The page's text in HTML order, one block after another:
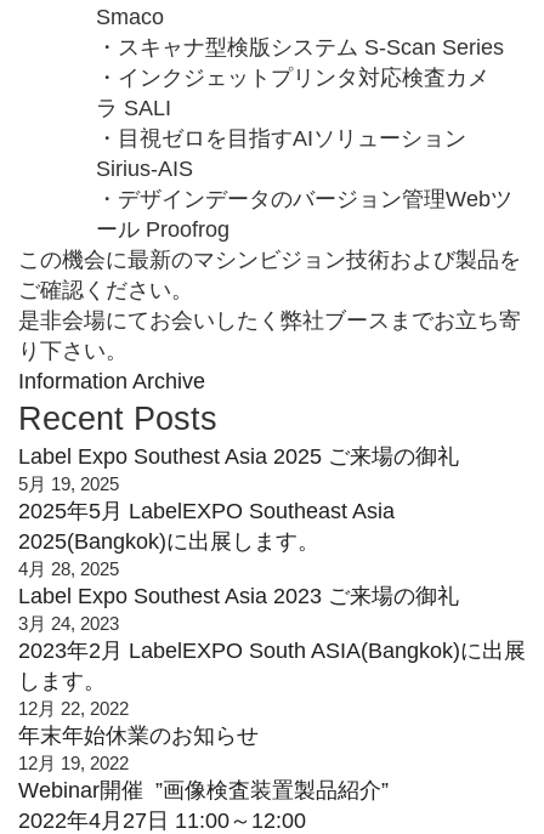
Smaco
・スキャナ型検版システム S-Scan Series
・インクジェットプリンタ対応検査カメ
ラ SALI
・目視ゼロを目指すAIソリューション
Sirius-AIS
・デザインデータのバージョン管理Webツ
ール Proofrog
この機会に最新のマシンビジョン技術および製品を
ご確認ください。
是非会場にてお会いしたく弊社ブースまでお立ち寄
り下さい。
Information Archive
Recent Posts
Label Expo Southest Asia 2025 ご来場の御礼
5月 19, 2025
2025年5月 LabelEXPO Southeast Asia
2025(Bangkok)に出展します。
4月 28, 2025
Label Expo Southest Asia 2023 ご来場の御礼
3月 24, 2023
2023年2月 LabelEXPO South ASIA(Bangkok)に出展
します。
12月 22, 2022
年末年始休業のお知らせ
12月 19, 2022
Webinar開催 ”画像検査装置製品紹介”
2022年4月27日 11:00～12:00